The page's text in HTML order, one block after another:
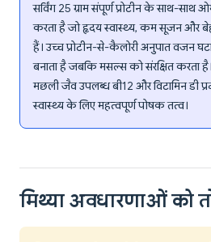
सर्विंग 25 ग्राम संपूर्ण प्रोटीन के साथ-साथ
करता है जो हृदय स्वास्थ्य, कम सूजन और
हैं। उच्च प्रोटीन-से-कैलोरी अनुपात वजन
बनाता है जबकि मसल्स को संरक्षित करता
मछली जैव उपलब्ध बी12 और विटामिन डी
स्वास्थ्य के लिए महत्वपूर्ण पोषक तत्व।
मिथ्या अवधारणाओं को